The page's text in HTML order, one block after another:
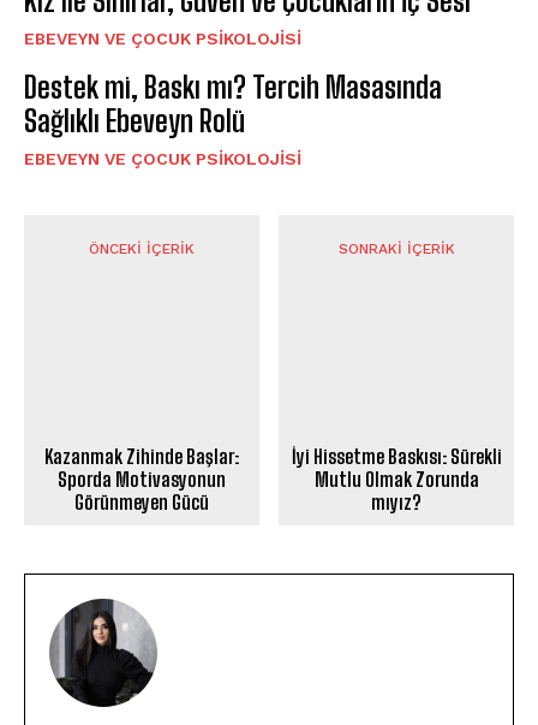
EBEVEYN VE ÇOCUK PSIKOLOJISI
Destek mi, Baskı mı? Tercih Masasında
Sağlıklı Ebeveyn Rolü
EBEVEYN VE ÇOCUK PSIKOLOJISI
ÖNCEKI İÇERIK
Kazanmak Zihinde Başlar:
Sporda Motivasyonun
Görünmeyen Gücü
SONRAKI İÇERIK
İyi Hissetme Baskısı: Sürekli
Mutlu Olmak Zorunda
mıyız?